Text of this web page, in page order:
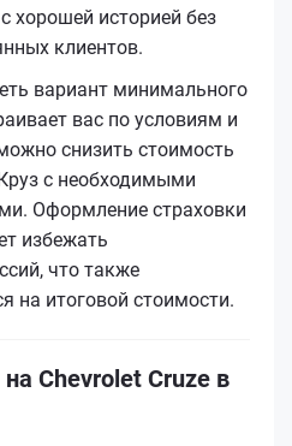
хорошей историей без
клиентов.
вариант минимального
вас по условиям и
снизить стоимость
с необходимыми
Оформление страховки
избежать
что также
на итоговой стоимости.
Chevrolet Cruze в